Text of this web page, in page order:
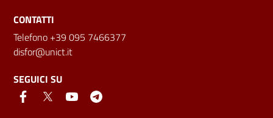
CONTATTI
Telefono +39 095 7466377
disfor@unict.it
SEGUICI SU